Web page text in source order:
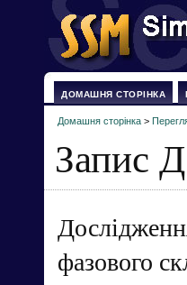
ДОМАШНЯ СТОРІНКА
Домашня сторінка >
Запис
фазового